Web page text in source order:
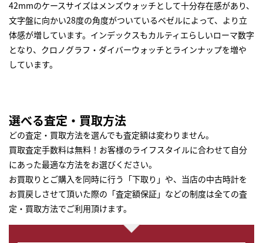
42mmのケースサイズはメンズウォッチとして十分存在感があり、
文字盤に向かい28度の角度がついているベゼルによって、より立
体感が増しています。インデックスもカルティエらしいローマ数字
となり、クロノグラフ・ダイバーウォッチとラインナップを増や
しています。
選べる査定・買取方法
どの査定・買取方法を選んでも査定額は変わりません。
買取査定手数料は無料！お客様のライフスタイルに合わせて自分
にあった最適な方法をお選びください。
お買取りとご購入を同時に行う「下取り」や、当店の中古時計を
お買戻しさせて頂いた際の「査定額保証」などの制度は全ての査
定・買取方法でご利用頂けます。